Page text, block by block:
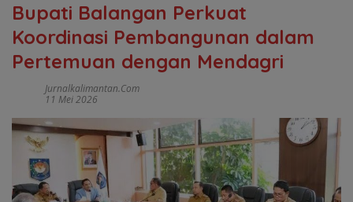
Bupati Balangan Perkuat
Koordinasi Pembangunan dalam
Pertemuan dengan Mendagri
Jurnalkalimantan.com
11 Mei 2026